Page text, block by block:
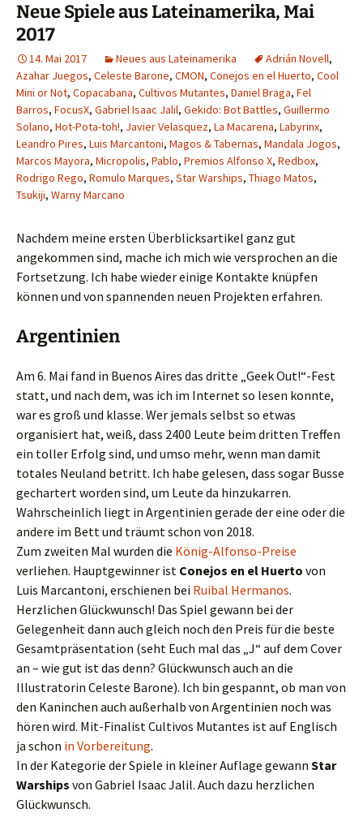
Neue Spiele aus Lateinamerika, Mai
2017
14. Mai 2017 Neues aus Lateinamerika Adrián Novell,
Azahar Juegos, Celeste Barone, CMON, Conejos en el Huerto, Cool
Mini or Not, Copacabana, Cultivos Mutantes, Daniel Braga, Fel
Barros, FocusX, Gabriel Isaac Jalil, Gekido: Bot Battles, Guillermo
Solano, Hot-Pota-toh!, Javier Velasquez, La Macarena, Labyrinx,
Leandro Pires, Luis Marcantoni, Magos & Tabernas, Mandala Jogos,
Marcos Mayora, Micropolis, Pablo, Premios Alfonso X, Redbox,
Rodrigo Rego, Romulo Marques, Star Warships, Thiago Matos,
Tsukiji, Warny Marcano
Nachdem meine ersten Überblicksartikel ganz gut
angekommen sind, mache ich mich wie versprochen an die
Fortsetzung. Ich habe wieder einige Kontakte knüpfen
können und von spannenden neuen Projekten erfahren.
Argentinien
Am 6. Mai fand in Buenos Aires das dritte „Geek Out!“-Fest
statt, und nach dem, was ich im Internet so lesen konnte,
war es groß und klasse. Wer jemals selbst so etwas
organisiert hat, weiß, dass 2400 Leute beim dritten Treffen
ein toller Erfolg sind, und umso mehr, wenn man damit
totales Neuland betritt. Ich habe gelesen, dass sogar Busse
gechartert worden sind, um Leute da hinzukarren.
Wahrscheinlich liegt in Argentinien gerade der eine oder die
andere im Bett und träumt schon von 2018.
Zum zweiten Mal wurden die König-Alfonso-Preise
verliehen. Hauptgewinner ist Conejos en el Huerto von
Luis Marcantoni, erschienen bei Ruibal Hermanos.
Herzlichen Glückwunsch! Das Spiel gewann bei der
Gelegenheit dann auch gleich noch den Preis für die beste
Gesamtpräsentation (seht Euch mal das „J“ auf dem Cover
an – wie gut ist das denn? Glückwunsch auch an die
Illustratorin Celeste Barone). Ich bin gespannt, ob man von
den Kaninchen auch außerhalb von Argentinien noch was
hören wird. Mit-Finalist Cultivos Mutantes ist auf Englisch
ja schon in Vorbereitung.
In der Kategorie der Spiele in kleiner Auflage gewann Star
Warships von Gabriel Isaac Jalil. Auch dazu herzlichen
Glückwunsch.